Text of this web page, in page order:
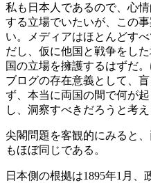
私も日本人であるので、心
する立場でいたいが、この
い。メディアはほとんどす
だし、仮に他国と戦争をし
国の立場を擁護するはずだ
ブログの存在意義として、
ず、本当に両国の間で何が
し、洞察すべきだろうと考え
尖閣問題を客観的にみると
もほぼ同じである。
日本側の根拠は1895年1月